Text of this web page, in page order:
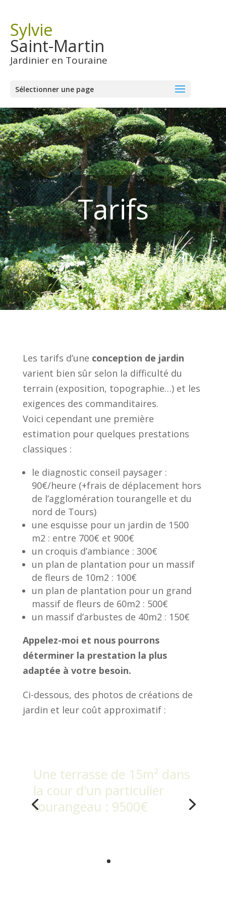
Sylvie
Saint-Martin
Jardinier en Touraine
Sélectionner une page
Tarifs
Les tarifs d’une conception de jardin
varient bien sûr selon la difficulté du
terrain (exposition, topographie…) et les
exigences des commanditaires.
Voici cependant une première
estimation pour quelques prestations
classiques :
le diagnostic conseil paysager :
90€/heure (+frais de déplacement hors
de l’agglomération tourangelle et du
nord de Tours)
une esquisse pour un jardin de 1500
m2 : entre 700€ et 900€
un croquis d’ambiance : 300€
un plan de plantation pour un massif
de fleurs de 10m2 : 100€
un plan de plantation pour un grand
massif de fleurs de 60m2 : 500€
un massif d’arbustes de 40m2 : 150€
Appelez-moi et nous pourrons
déterminer la prestation la plus
adaptée à votre besoin.
Ci-dessous, des photos de créations de
jardin et leur coût approximatif :